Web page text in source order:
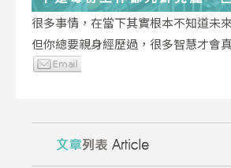
在偷偷改變你
很多事情，在當下其實根本不知道未
但你總要親身經歷過，很多智慧才會